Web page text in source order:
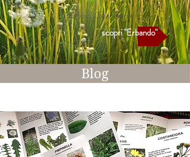
(Fabrizio Caramagna)
scopri "Erbando"
Blog